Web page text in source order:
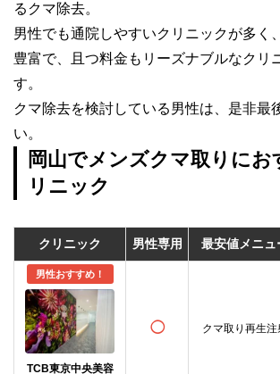
るクマ除去。
男性でも通院しやすいクリニックが多く
豊富で、且つ料金もリーズナブルなクリ
す。
クマ除去を検討している男性は、是非最
い。
岡山でメンズクマ取りにお
リニック
クリニック 男性専用 最安値メニュ
男性おすすめ！
TCB東京中央美容
◯ クマ取り再生注